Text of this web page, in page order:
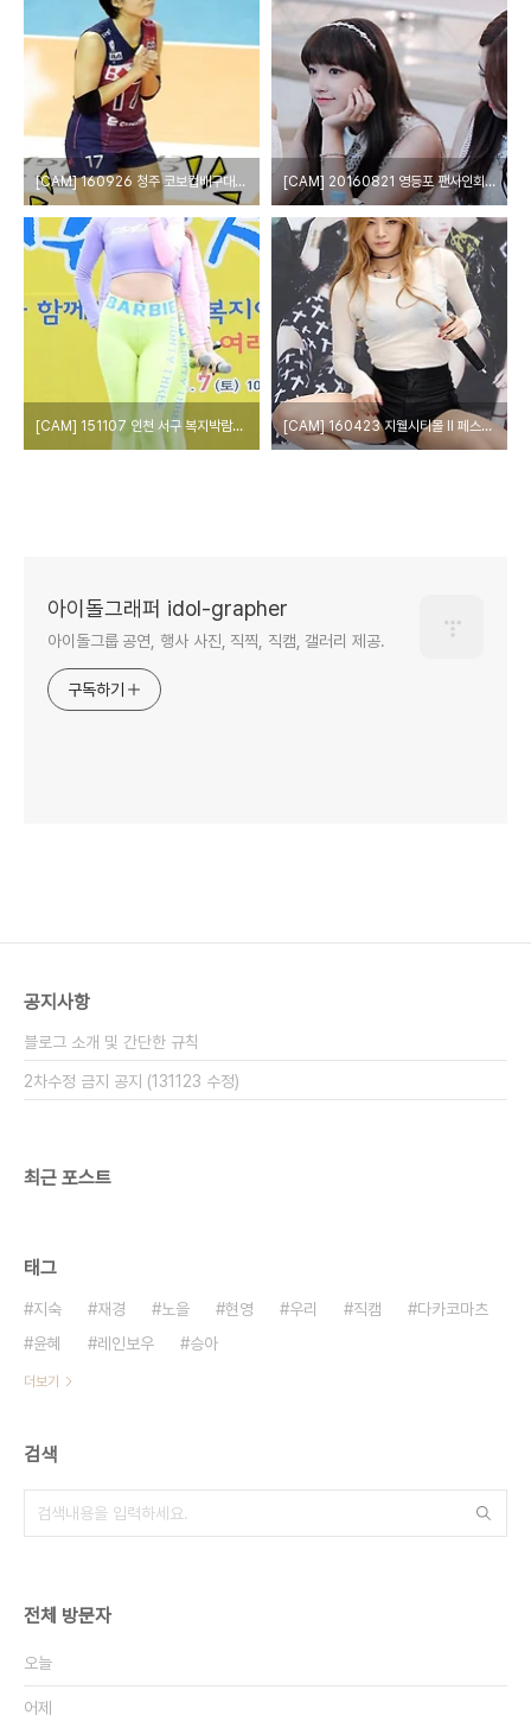
[CAM] 160926 청주 코보컵배구대회 - 이재영&이다영 by 다카코마츠 [CAM] 20160821 영등포 팬사인회 우주소녀 by epoxy
[CAM] 151107 인천 서구 복지박람회 - 식스밤 by PIERCE [CAM] 160423 지웰시티몰 II 페스티벌 - 와썹(Wa$$up) by PIERCE
아이돌그래퍼 idol-grapher
아이돌그룹 공연, 행사 사진, 직찍, 직캠, 갤러리 제공.
구독하기
공지사항
블로그 소개 및 간단한 규칙
2차수정 금지 공지 (131123 수정)
최근 포스트
태그
지숙 재경 노을 현영 우리 직캠
다카코마츠
윤혜
레인보우 승아
더보기
검색
전체 방문자
오늘
어제